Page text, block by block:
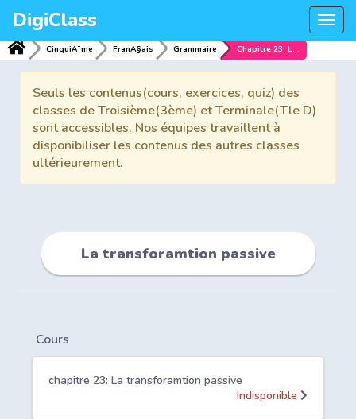
DigiClass
CinquiÃ¨me FranÃ§ais Grammaire Chapitre 23: La transforamtion passive
Seuls les contenus(cours, exercices, quiz) des
classes de Troisième(3ème) et Terminale(Tle D)
sont accessibles. Nos équipes travaillent à
disponibiliser les contenus des autres classes
ultérieurement.
La transforamtion passive
Cours
chapitre 23: La transforamtion passive
Indisponible